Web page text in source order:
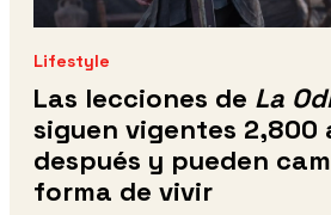
Lifestyle
Las lecciones de La
siguen vigentes 2,800
después y pueden
forma de vivir